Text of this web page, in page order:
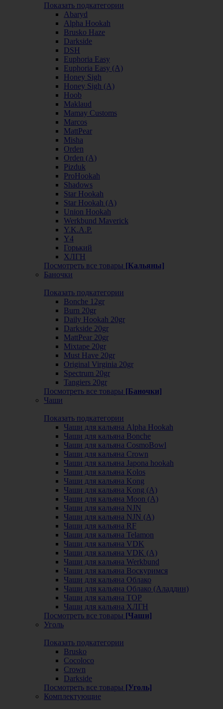
Показать подкатегории
Abaryd
Alpha Hookah
Brusko Haze
Darkside
DSH
Euphoria Easy
Euphoria Easy (А)
Honey Sigh
Honey Sigh (А)
Hoob
Maklaud
Mamay Customs
Marcos
MattPear
Misha
Orden
Orden (А)
Pizduk
ProHookah
Shadows
Star Hookah
Star Hookah (А)
Union Hookah
Werkbund Maverick
Y.K.A.P.
Y4
Горький
ХЛГН
Посмотреть все товары [Кальяны]
Баночки
Показать подкатегории
Bonche 12gr
Burn 20gr
Daily Hookah 20gr
Darkside 20gr
MattPear 20gr
Mixtape 20gr
Must Have 20gr
Original Virginia 20gr
Spectrum 20gr
Tangiers 20gr
Посмотреть все товары [Баночки]
Чаши
Показать подкатегории
Чаши для кальяна Alpha Hookah
Чаши для кальяна Bonche
Чаши для кальяна CosmoBowl
Чаши для кальяна Crown
Чаши для кальяна Japona hookah
Чаши для кальяна Kolos
Чаши для кальяна Kong
Чаши для кальяна Kong (A)
Чаши для кальяна Moon (А)
Чаши для кальяна NJN
Чаши для кальяна NJN (А)
Чаши для кальяна RF
Чаши для кальяна Telamon
Чаши для кальяна VDK
Чаши для кальяна VDK (А)
Чаши для кальяна Werkbund
Чаши для кальяна Воскуримся
Чаши для кальяна Облако
Чаши для кальяна Облако (Аладдин)
Чаши для кальяна ТОР
Чаши для кальяна ХЛГН
Посмотреть все товары [Чаши]
Уголь
Показать подкатегории
Brusko
Cocoloco
Crown
Darkside
Посмотреть все товары [Уголь]
Комплектующие